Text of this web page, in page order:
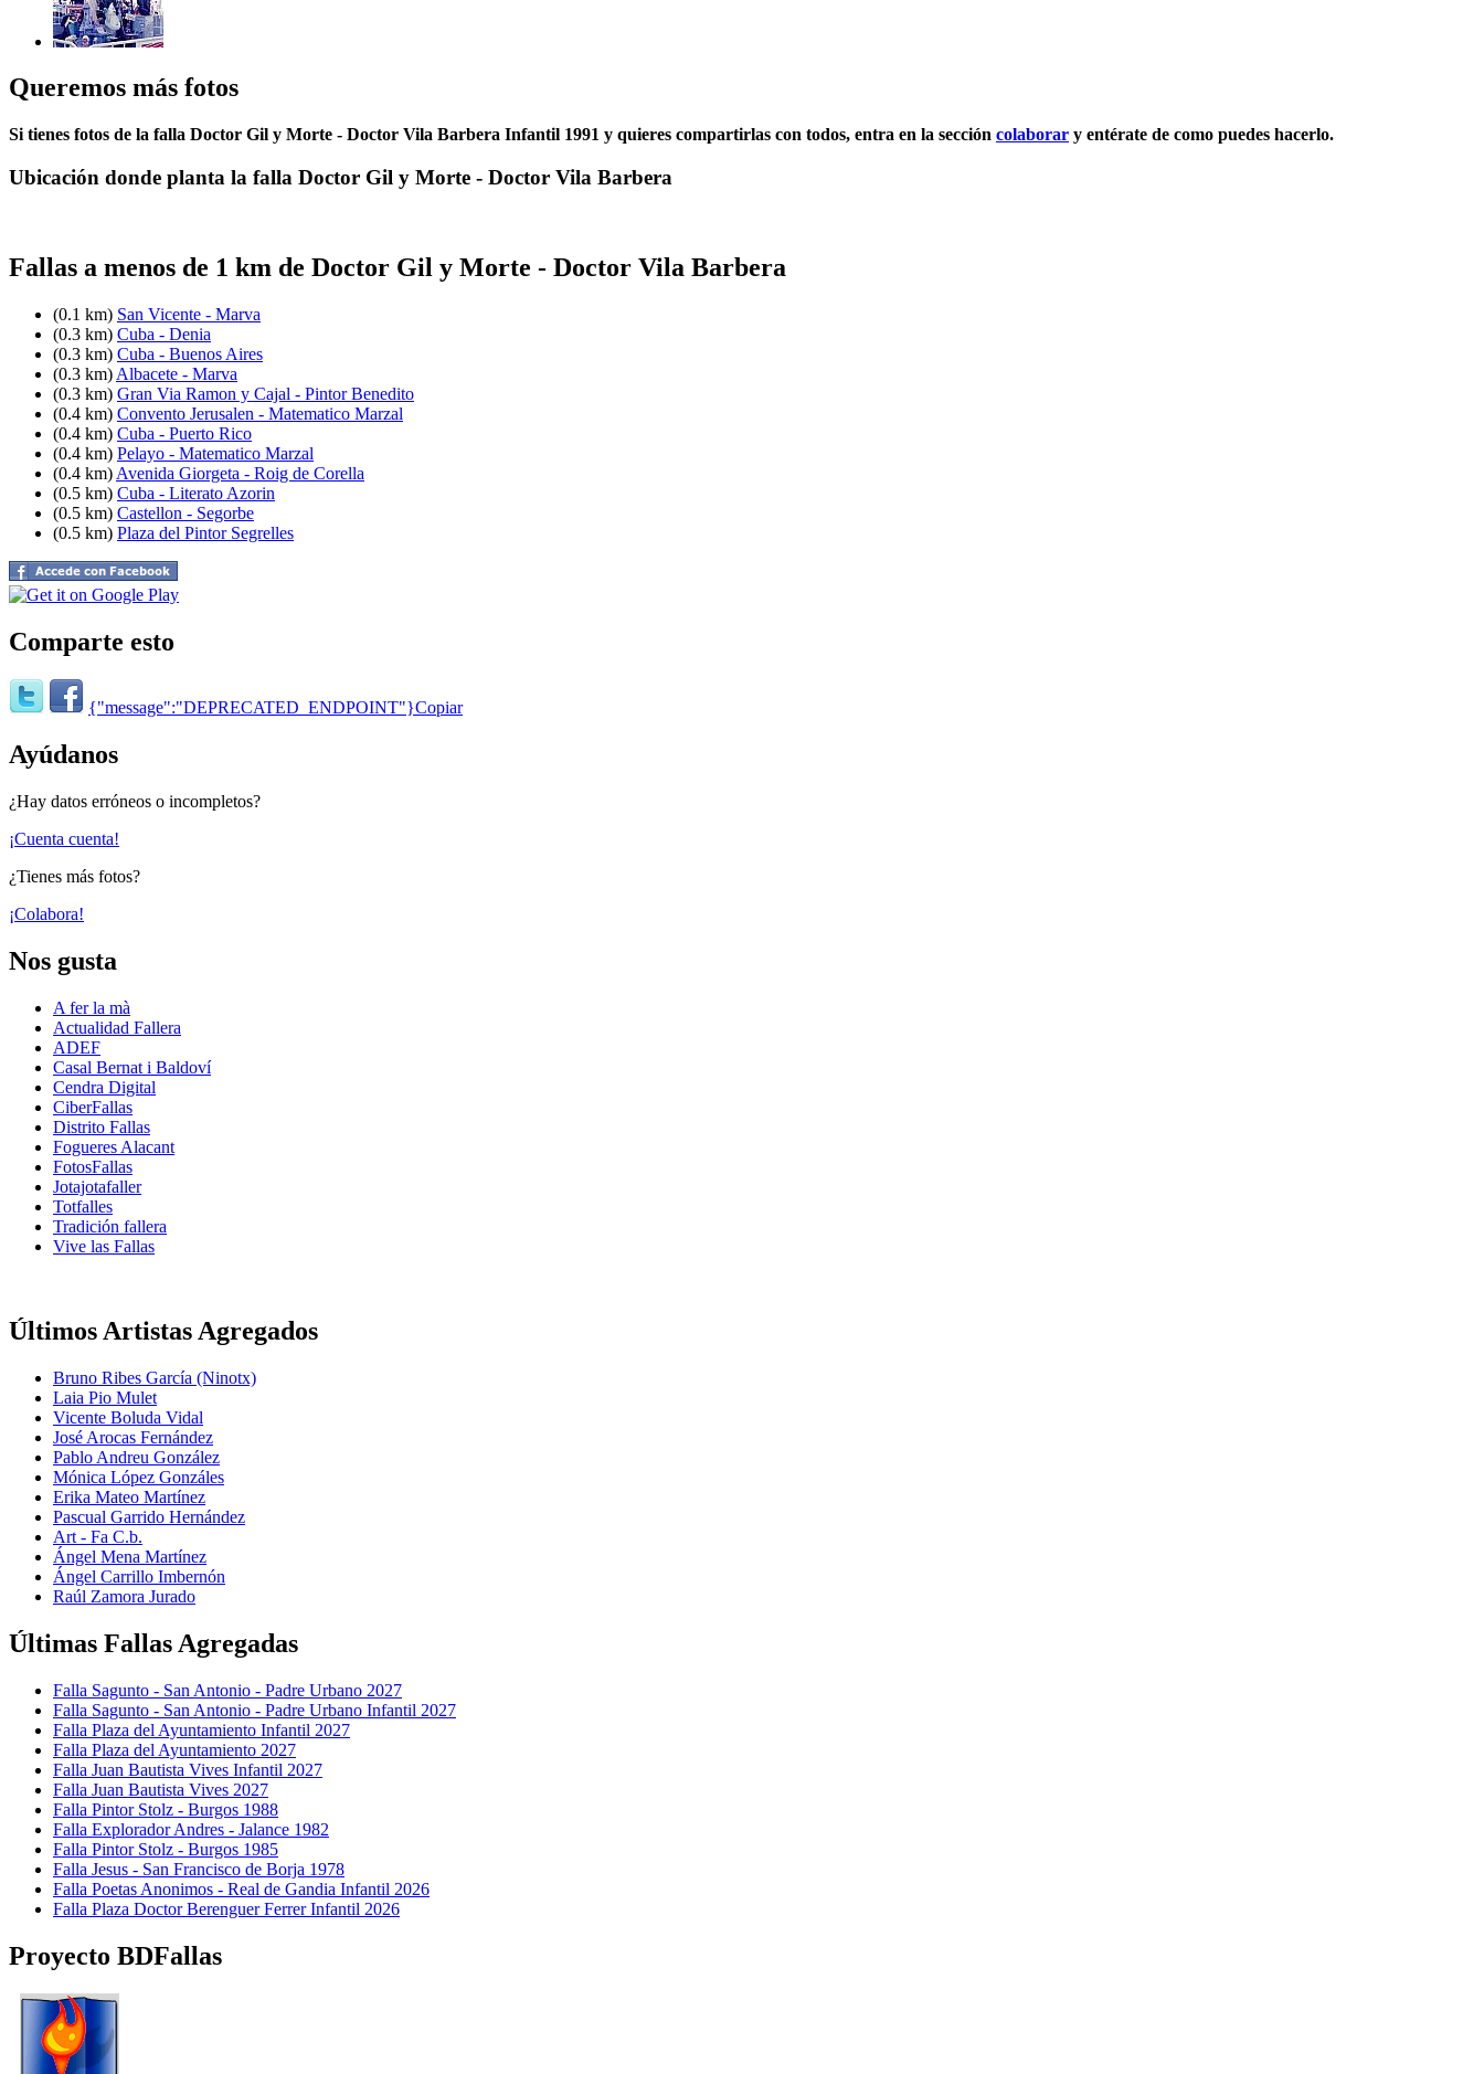
Queremos más fotos
Si tienes fotos de la falla Doctor Gil y Morte - Doctor Vila Barbera Infantil 1991 y quieres compartirlas con todos, entra en la sección colaborar y entérate de como puedes hacerlo.
Ubicación donde planta la falla Doctor Gil y Morte - Doctor Vila Barbera
Fallas a menos de 1 km de Doctor Gil y Morte - Doctor Vila Barbera
(0.1 km) San Vicente - Marva
(0.3 km) Cuba - Denia
(0.3 km) Cuba - Buenos Aires
(0.3 km) Albacete - Marva
(0.3 km) Gran Via Ramon y Cajal - Pintor Benedito
(0.4 km) Convento Jerusalen - Matematico Marzal
(0.4 km) Cuba - Puerto Rico
(0.4 km) Pelayo - Matematico Marzal
(0.4 km) Avenida Giorgeta - Roig de Corella
(0.5 km) Cuba - Literato Azorin
(0.5 km) Castellon - Segorbe
(0.5 km) Plaza del Pintor Segrelles
Comparte esto
{"message":"DEPRECATED_ENDPOINT"}Copiar
Ayúdanos
¿Hay datos erróneos o incompletos?
¡Cuenta cuenta!
¿Tienes más fotos?
¡Colabora!
Nos gusta
A fer la mà
Actualidad Fallera
ADEF
Casal Bernat i Baldoví
Cendra Digital
CiberFallas
Distrito Fallas
Fogueres Alacant
FotosFallas
Jotajotafaller
Totfalles
Tradición fallera
Vive las Fallas
Últimos Artistas Agregados
Bruno Ribes García (Ninotx)
Laia Pio Mulet
Vicente Boluda Vidal
José Arocas Fernández
Pablo Andreu González
Mónica López Gonzáles
Erika Mateo Martínez
Pascual Garrido Hernández
Art - Fa C.b.
Ángel Mena Martínez
Ángel Carrillo Imbernón
Raúl Zamora Jurado
Últimas Fallas Agregadas
Falla Sagunto - San Antonio - Padre Urbano 2027
Falla Sagunto - San Antonio - Padre Urbano Infantil 2027
Falla Plaza del Ayuntamiento Infantil 2027
Falla Plaza del Ayuntamiento 2027
Falla Juan Bautista Vives Infantil 2027
Falla Juan Bautista Vives 2027
Falla Pintor Stolz - Burgos 1988
Falla Explorador Andres - Jalance 1982
Falla Pintor Stolz - Burgos 1985
Falla Jesus - San Francisco de Borja 1978
Falla Poetas Anonimos - Real de Gandia Infantil 2026
Falla Plaza Doctor Berenguer Ferrer Infantil 2026
Proyecto BDFallas